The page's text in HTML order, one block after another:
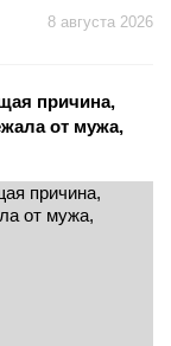
8 августа 2026
причина,
от мужа,